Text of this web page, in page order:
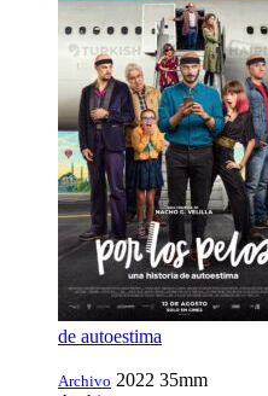
de autoestima
Archivo 2022 35mm